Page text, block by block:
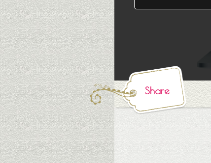
Share